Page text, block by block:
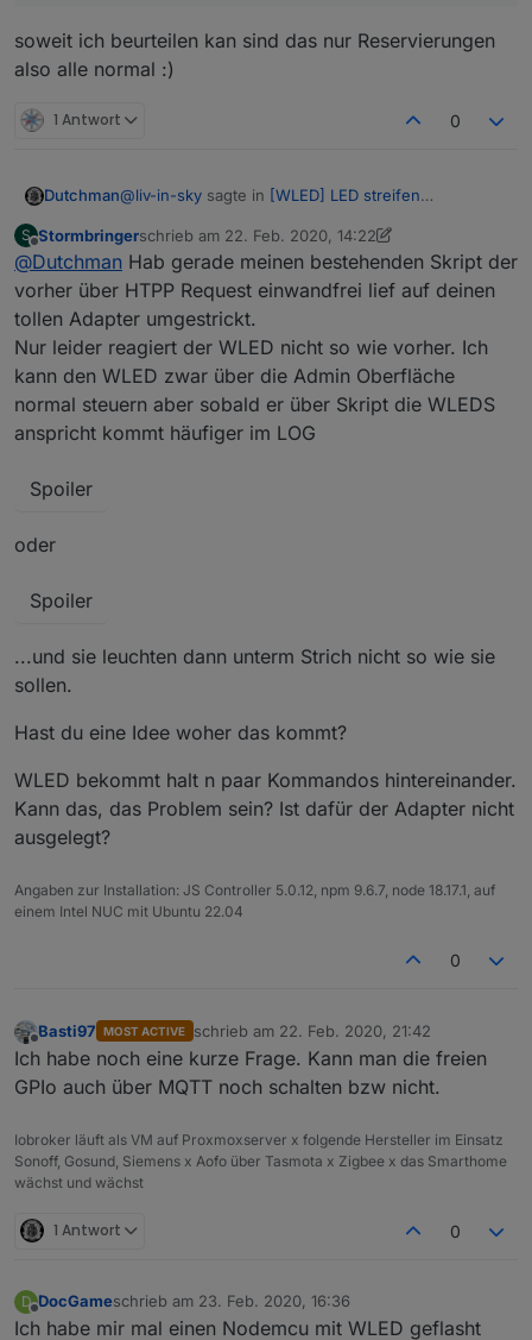
soweit ich beurteilen kan sind das nur Reservierungen
also alle normal :)
1 Antwort 0
Dutchman@liv-in-sky sagte in [WLED] LED streifen
habe 2 mclight. mit WLED ersetzt und wurden
sofort mit adapter erkannt - sind steuerbar -
klasse arbeit
freut mich !
S
Offline
Stormbringerschrieb am 22. Feb. 2020, 14:22
zuletzt editiert von Stormbringer
@Dutchman Hab gerade meinen bestehenden Skript der
vorher über HTPP Request einwandfrei lief auf deinen
tollen Adapter umgestrickt.
Nur leider reagiert der WLED nicht so wie vorher. Ich
kann den WLED zwar über die Admin Oberfläche
normal steuern aber sobald er über Skript die WLEDS
anspricht kommt häufiger im LOG
Spoiler
oder
Spoiler
...und sie leuchten dann unterm Strich nicht so wie sie
sollen.
Hast du eine Idee woher das kommt?
WLED bekommt halt n paar Kommandos hintereinander.
Kann das, das Problem sein? Ist dafür der Adapter nicht
ausgelegt?
Angaben zur Installation: JS Controller 5.0.12, npm 9.6.7, node 18.17.1, auf
einem Intel NUC mit Ubuntu 22.04
0
Offline
Basti97 MOST ACTIVE schrieb am 22. Feb. 2020, 21:42
zuletzt editiert von
Ich habe noch eine kurze Frage. Kann man die freien
GPIo auch über MQTT noch schalten bzw nicht.
Iobroker läuft als VM auf Proxmoxserver x folgende Hersteller im Einsatz
Sonoff, Gosund, Siemens x Aofo über Tasmota x Zigbee x das Smarthome
wächst und wächst
1 Antwort 0
D
Offline
DocGameschrieb am 23. Feb. 2020, 16:36
zuletzt editiert von
Ich habe mir mal einen Nodemcu mit WLED geflasht